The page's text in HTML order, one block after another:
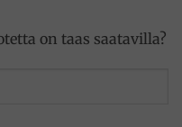
on taas saatavilla?